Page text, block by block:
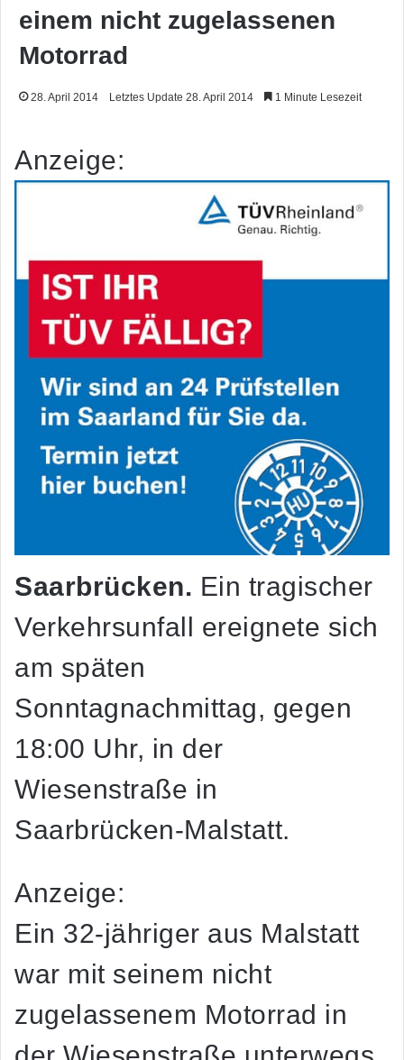
einem nicht zugelassenen
Motorrad
28. April 2014 Letztes Update 28. April 2014 1 Minute Lesezeit
Anzeige:
Saarbrücken. Ein tragischer
Verkehrsunfall ereignete sich
am späten
Sonntagnachmittag, gegen
18:00 Uhr, in der
Wiesenstraße in
Saarbrücken-Malstatt.
Anzeige:
Ein 32-jähriger aus Malstatt
war mit seinem nicht
zugelassenem Motorrad in